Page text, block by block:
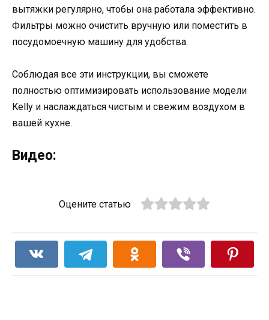
вытяжки регулярно, чтобы она работала эффективно.
Фильтры можно очистить вручную или поместить в
посудомоечную машину для удобства.
Соблюдая все эти инструкции, вы сможете
полностью оптимизировать использование модели
Kelly и наслаждаться чистым и свежим воздухом в
вашей кухне.
Видео:
Оцените статью